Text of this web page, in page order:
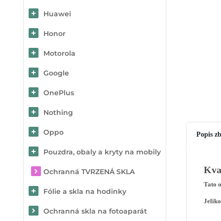
Huawei
Honor
Motorola
Google
OnePlus
Nothing
Oppo
Pouzdra, obaly a kryty na mobily
Ochranná TVRZENÁ SKLA
Fólie a skla na hodinky
Ochranná skla na fotoaparát
Popis
Tato